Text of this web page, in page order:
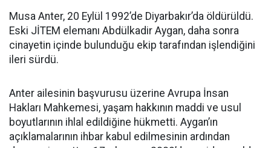
Musa Anter, 20 Eylül 1992’de Diyarbakır’da öldürüldü.
Eski JİTEM elemanı Abdülkadir Aygan, daha sonra
cinayetin içinde bulunduğu ekip tarafından işlendiğini
ileri sürdü.
Anter ailesinin başvurusu üzerine Avrupa İnsan
Hakları Mahkemesi, yaşam hakkının maddi ve usul
boyutlarının ihlal edildiğine hükmetti. Aygan’ın
açıklamalarının ihbar kabul edilmesinin ardından